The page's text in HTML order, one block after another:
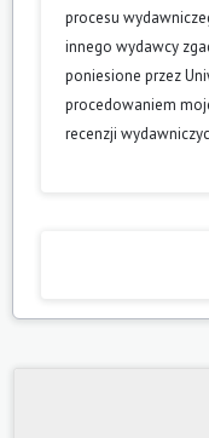
procesu
innego wydawcy
poniesione przez
procedowaniem
recenzji